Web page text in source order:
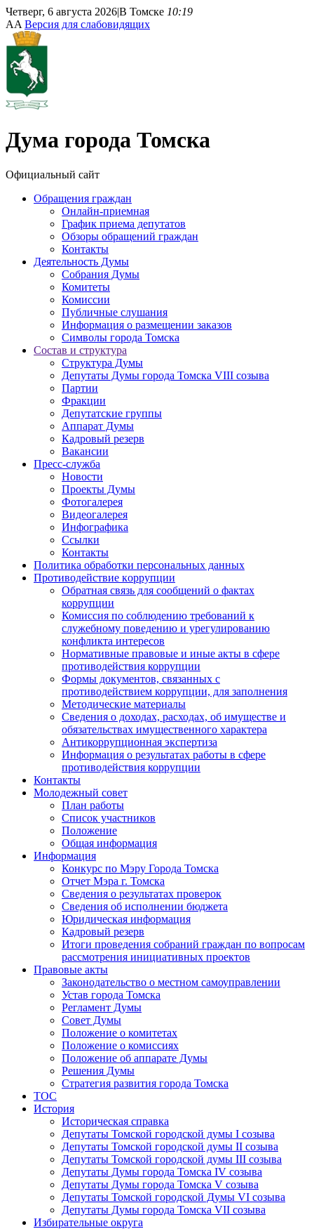
Четверг, 6 августа 2026|В Томске 10:19
AA Версия для слабовидящих
Дума города Томска
Официальный сайт
Обращения граждан
Онлайн-приемная
График приема депутатов
Обзоры обращений граждан
Контакты
Деятельность Думы
Собрания Думы
Комитеты
Комиссии
Публичные слушания
Информация о размещении заказов
Символы города Томска
Состав и структура
Структура Думы
Депутаты Думы города Томска VIII созыва
Партии
Фракции
Депутатские группы
Аппарат Думы
Кадровый резерв
Вакансии
Пресс-служба
Новости
Проекты Думы
Фотогалерея
Видеогалерея
Инфографика
Ссылки
Контакты
Политика обработки персональных данных
Прoтивoдeйствие кoрpупции
Обратная связь для сообщений о фактах
коррупции
Комиссия по соблюдению требований к
служебному поведению и урегулированию
конфликта интересов
Нормативные правовые и иные акты в сфере
противодействия коррупции
Формы документов, связанных с
противодействием коррупции, для заполнения
Методические материалы
Сведения о доходах, расходах, об имуществе и
обязательствах имущественного характера
Антикоррупционная экспертиза
Информация о результатах работы в сфере
противодействия коррупции
Контакты
Молодежный совет
План работы
Список участников
Положение
Общая информация
Информация
Конкурс по Мэру Города Томска
Отчет Мэра г. Томска
Сведения о результатах проверок
Сведения об исполнении бюджета
Юридическая информация
Кадровый резерв
Итоги проведения собраний граждан по вопросам
рассмотрения инициативных проектов
Правовые акты
Законодательство о местном самоуправлении
Устав города Томска
Регламент Думы
Совет Думы
Положение о комитетах
Положение о комиссиях
Положение об аппарате Думы
Решения Думы
Стратегия развития города Томска
ТОС
История
Историческая справка
Депутаты Томской городской думы I созыва
Депутаты Томской городской думы II созыва
Депутаты Томской городской думы III созыва
Депутаты Думы города Томска IV созыва
Депутаты Думы города Томска V созыва
Депутаты Томской городской Думы VI созыва
Депутаты Думы города Томска VII созыва
Избирательные округа